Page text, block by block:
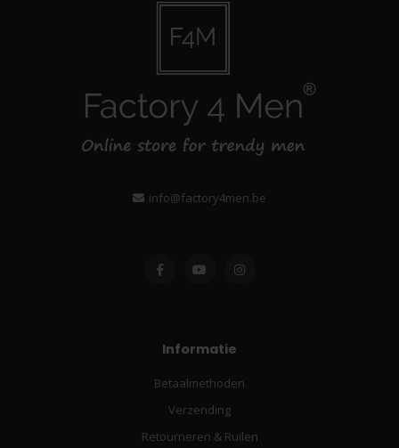
info@factory4men.be
Informatie
Betaalmethoden
Verzending
Retourneren & Ruilen